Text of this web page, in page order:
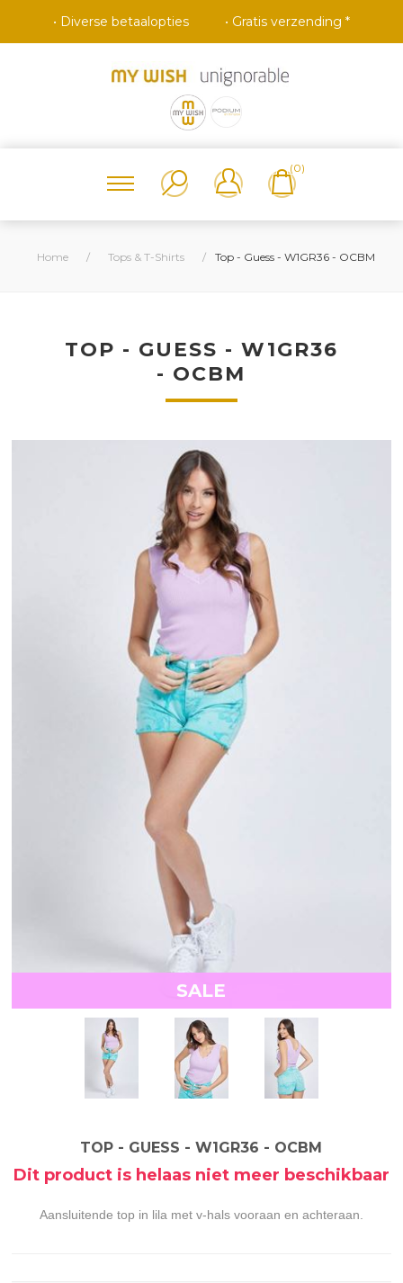
• Diverse betaalopties • Gratis verzending *
(0)
Home / Tops & T-Shirts / Top - Guess - W1GR36 - OCBM
TOP - GUESS - W1GR36
- OCBM
SALE
TOP - GUESS - W1GR36 - OCBM
Dit product is helaas niet meer beschikbaar
Aansluitende top in lila met v-hals vooraan en achteraan.